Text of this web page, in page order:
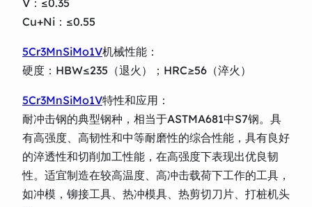
Cu+Ni：≤0.55
5Cr3MnSiMo1V机械性能：
硬度：HBW≤235（退火）；HRC≥56（淬火）
5Cr3MnSiMo1V特性和应用：
耐冲击钢的典型钢种，相当于ASTMA681中S7钢。具
有高强度、高韧性和中等耐磨性的综合性能，具有良好
的淬透性和切削加工性能，在高强度下表现出优良韧
性。适宜制造在较高温度、高冲击载荷下工作的工具，
如冲模，铆接工具、热冲模具、热剪切刀片、打桩机头